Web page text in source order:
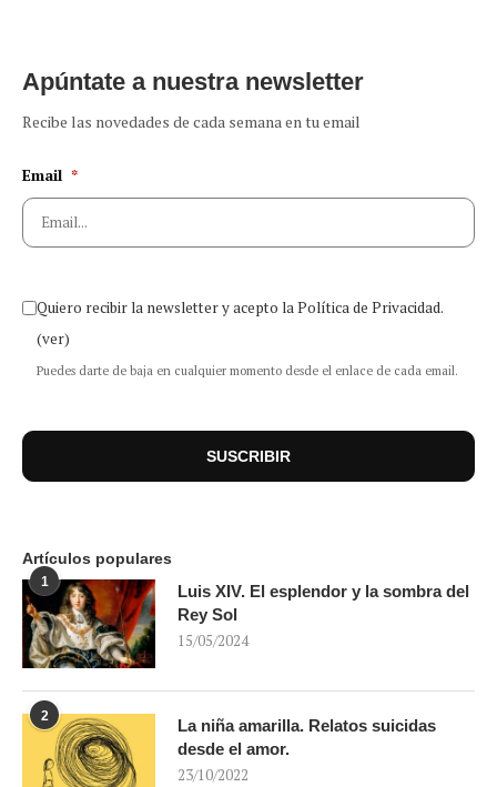
Apúntate a nuestra newsletter
Recibe las novedades de cada semana en tu email
Email *
Quiero recibir la newsletter y acepto la Política de Privacidad.
(ver)
Puedes darte de baja en cualquier momento desde el enlace de cada email.
Artículos populares
1
Luis XIV. El esplendor y la sombra del
Rey Sol
15/05/2024
2
La niña amarilla. Relatos suicidas
desde el amor.
23/10/2022